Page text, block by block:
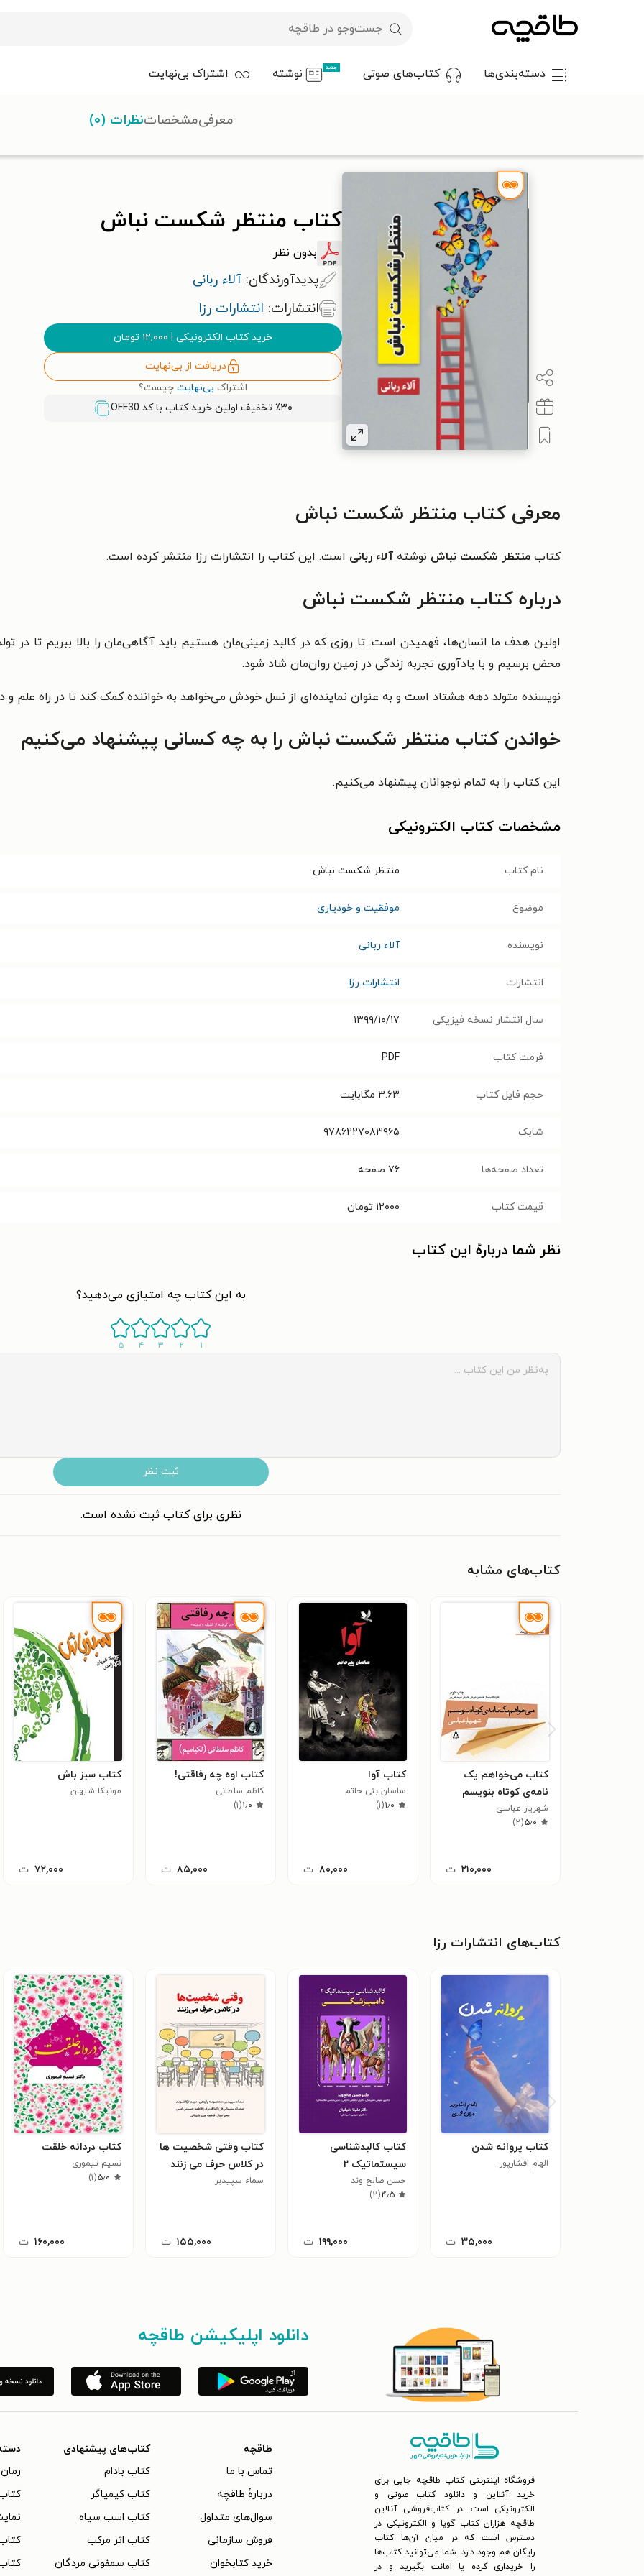
دسته‌بندی‌ها کتاب‌های صوتی جدید نوشته اشتراک بی‌نهایت
کتاب منتظر شکست نباش
بدون نظر
پدیدآورندگان: آلاء ربانی
انتشارات: انتشارات رزا
خرید کتاب الکترونیکی ۱۲,۰۰۰ تومان
دریافت از بی‌نهایت
اشتراک بی‌نهایت چیست؟
٪۳۰ تخفیف اولین خرید کتاب با کد
OFF30
معرفیمشخصاتنظرات (۰)
معرفی کتاب منتظر شکست نباش
کتاب منتظر شکست نباش نوشته آلاء ربانی است. این کتاب را انتشارات رزا منتشر کرده است.
درباره کتاب منتظر شکست نباش
اولین هدف ما انسان‌ها، فهمیدن است. تا روزی که در کالبد زمینی‌مان هستیم باید آگاهی‌مان را بالا ببریم تا در
محض برسیم و با یادآوری تجربه زندگی در زمین روان‌مان شاد شود.
نویسنده متولد دهه هشتاد است و به عنوان نماینده‌ای از نسل خودش می‌خواهد به خواننده کمک کند تا در راه علم و
خواندن کتاب منتظر شکست نباش را به چه کسانی پیشنهاد می‌کنیم
این کتاب را به تمام نوجوانان پیشنهاد می‌کنیم.
مشخصات کتاب الکترونیکی
نام کتاب منتظر شکست نباش
موضوع موفقیت و خودیاری
نویسنده آلاء ربانی
انتشارات انتشارات رزا
سال انتشار نسخه فیزیکی ۱۳۹۹/۱۰/۱۷
فرمت کتاب PDF
حجم فایل کتاب ۳.۶۳ مگابایت
شابک ۹۷۸۶۲۲۷۰۸۳۹۶۵
تعداد صفحه‌ها ۷۶ صفحه
قیمت کتاب ۱۲۰۰۰ تومان
نظر شما دربارهٔ این کتاب
به این کتاب چه امتیازی می‌دهید؟
۱ ۲ ۳ ۴ ۵
ثبت نظر
نظری برای کتاب ثبت نشده است.
کتاب‌های مشابه
کتاب می‌خواهم یک
نامه‌ی کوتاه بنویسم
شهریار عباسی
۵٫۰(۲)
۲۱۰,۰۰۰ ت
کتاب آوا
ساسان بنی حاتم
۱٫۰(۱)
۸۰,۰۰۰ ت
کتاب اوه چه رفاقتی!
کاظم سلطانی
۱٫۰(۱)
۸۵,۰۰۰ ت
کتاب سبز باش
مونیکا شیهان
۷۲,۰۰۰ ت
کتاب‌های انتشارات رزا
کتاب پروانه شدن
الهام افشارپور
۳۵,۰۰۰ ت
کتاب کالبدشناسی
سیستماتیک ۲
دامپزشکی
حسن صالح وند
۴٫۵(۲)
۱۹۹,۰۰۰ ت
کتاب وقتی شخصیت ها
در کلاس حرف می زنند
سماء سپیدبر
۱۵۵,۰۰۰ ت
کتاب دردانه خلقت
نسیم تیموری
۵٫۰(۱)
۱۶۰,۰۰۰ ت
دانلود اپلیکیشن طاقچه
فروشگاه اینترنتی کتاب طاقچه جایی برای
خرید آنلاین و دانلود کتاب صوتی و
الکترونیکی است. در کتاب‌فروشی آنلاین
طاقچه هزاران کتاب گویا و الکترونیکی در
دسترس است که در میان آن‌ها کتاب
رایگان هم وجود دارد. شما می‌توانید کتاب‌ها
را خریداری کرده یا امانت بگیرید و در
طاقچه
تماس با ما
دربارهٔ طاقچه
سوال‌های متداول
فروش سازمانی
خرید کتابخوان
کتاب‌های پیشنهادی
کتاب بادام
کتاب کیمیاگر
کتاب اسب سیاه
کتاب اثر مرکب
کتاب سمفونی مردگان